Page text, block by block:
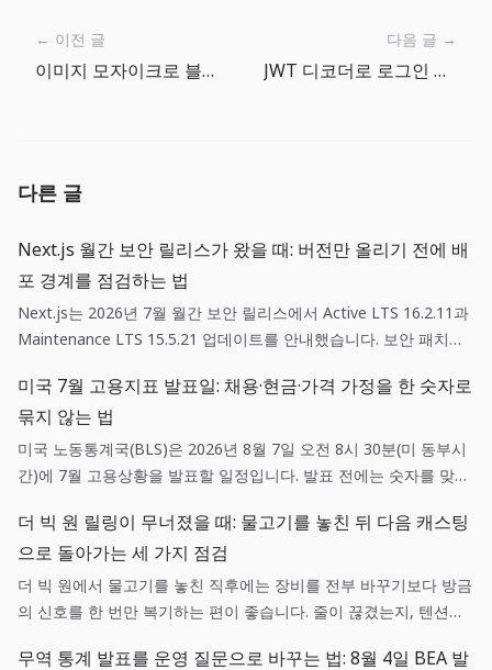
← 이전 글
이미지 모자이크로 블로그 스크린샷 개인정보 안전하게 가리기
다음 글 →
JWT 디코더로 로그인 만료와 권한 claim 빠르게 확인하기
다른 글
Next.js 월간 보안 릴리스가 왔을 때: 버전만 올리기 전에 배
포 경계를 점검하는 법
Next.js는 2026년 7월 월간 보안 릴리스에서 Active LTS 16.2.11과
Maintenance LTS 15.5.21 업데이트를 안내했습니다. 보안 패치는
기 기준을 함께 갖춘 배포 작업입니다.
미국 7월 고용지표 발표일: 채용·현금·가격 가정을 한 숫자로
묶지 않는 법
미국 노동통계국(BLS)은 2026년 8월 7일 오전 8시 30분(미 동부시
간)에 7월 고용상황을 발표할 일정입니다. 발표 전에는 숫자를 맞히
질지 미리 정하는 편이 실무에 도움이 됩니다.
더 빅 원 릴링이 무너졌을 때: 물고기를 놓친 뒤 다음 캐스팅
으로 돌아가는 세 가지 점검
더 빅 원에서 물고기를 놓친 직후에는 장비를 전부 바꾸기보다 방금
의 신호를 한 번만 복기하는 편이 좋습니다. 줄이 끊겼는지, 텐션이
이 훨씬 선명해집니다.
무역 통계 발표를 운영 질문으로 바꾸는 법: 8월 4일 BEA 발